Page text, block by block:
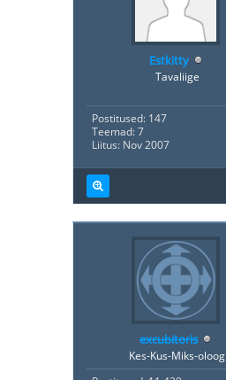
Estkitty
Tavaliige
Postitused: 147
Teemad: 7
Liitus: Nov 2007
excubitoris
Kes-Kus-Miks-oloog